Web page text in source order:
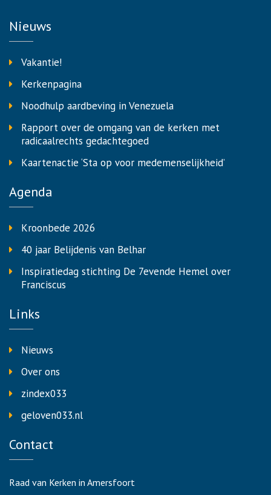
Nieuws
Vakantie!
Kerkenpagina
Noodhulp aardbeving in Venezuela
Rapport over de omgang van de kerken met
radicaalrechts gedachtegoed
Kaartenactie ‘Sta op voor medemenselijkheid’
Agenda
Kroonbede 2026
40 jaar Belijdenis van Belhar
Inspiratiedag stichting De 7evende Hemel over
Franciscus
Links
Nieuws
Over ons
zindex033
geloven033.nl
Contact
Raad van Kerken in Amersfoort